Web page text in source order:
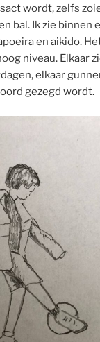
wordt, zelfs
bal. Ik zie binnen
en aikido.
niveau. Elkaar
elkaar
gezegd wordt.